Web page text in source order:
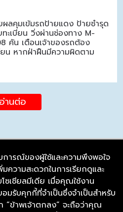
ลคุมเข้มรถป้ายแดง ป้ายชำรุด
ะเบียน วิ่งผ่านช่องทาง M-
คัน เตือนเจ้าของรถต้อง
ยน หากฝ่าฝืนมีความผิดตาม
อ่านต่อ
Road,
การณ์ของผู้ใช้และความพึงพอใจ
วามสะดวกในการเรียกดูและ
ซเชียลมีเดีย เมื่อคุณใช้งาน
มรับคุกกี้ที่จำเป็นซึ่งจำเป็นสำหรับ
“ข้าพเจ้าตกลง” จะถือว่าคุณ